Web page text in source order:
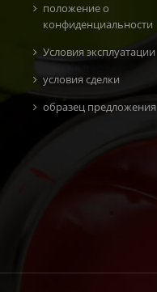
положение о
конфиденциальности
Условия эксплуатации
условия сделки
образец предложения